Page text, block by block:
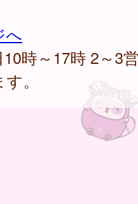
へ
時～17時 2～3
。